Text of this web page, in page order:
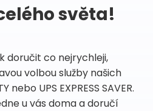
světa!
doručit co nejrychleji,
volbou služby našich
nebo UPS EXPRESS SAVER.
u vás doma a doručí